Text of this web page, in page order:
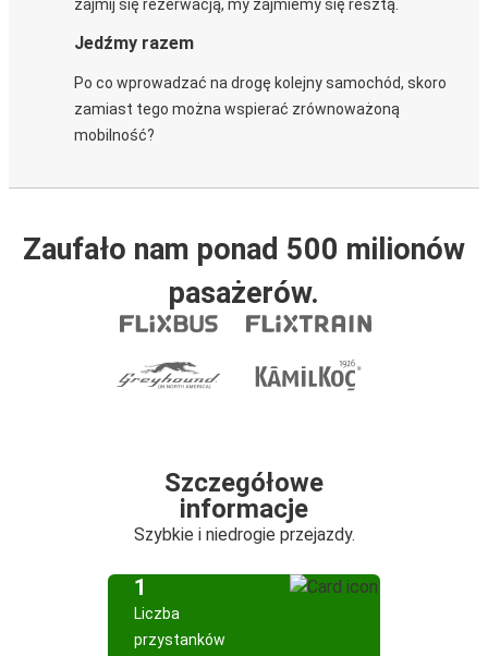
zajmij się rezerwacją, my zajmiemy się resztą.
Jedźmy razem
Po co wprowadzać na drogę kolejny samochód, skoro
zamiast tego można wspierać zrównoważoną
mobilność?
Zaufało nam ponad 500 milionów
pasażerów.
Szczegółowe
informacje
Szybkie i niedrogie przejazdy.
1
Liczba
przystanków